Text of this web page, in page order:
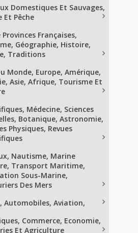
Domestiques Et Sauvages,
Et Pêche
Provinces Françaises,
Géographie, Histoire,
Traditions
Monde, Europe, Amérique,
Asie, Afrique, Tourisme Et
Médecine, Sciences
Botanique, Astronomie,
Physiques, Revues
Nautisme, Marine
Transport Maritime,
Sous-Marine,
Des Mers
Automobiles, Aviation,
Commerce, Economie,
Et Agriculture